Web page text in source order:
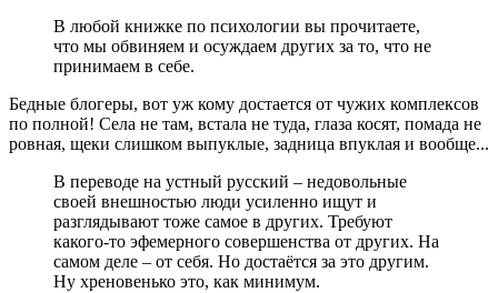
В любой книжке по психологии вы прочитаете,
что мы обвиняем и осуждаем других за то, что не
принимаем в себе.
Бедные блогеры, вот уж кому достается от чужих комплексов
по полной! Села не там, встала не туда, глаза косят, помада не
ровная, щеки слишком выпуклые, задница впуклая и вообще...
В переводе на устный русский – недовольные
своей внешностью люди усиленно ищут и
разглядывают тоже самое в других. Требуют
какого-то эфемерного совершенства от других. На
самом деле – от себя. Но достаётся за это другим.
Ну хреновенько это, как минимум.